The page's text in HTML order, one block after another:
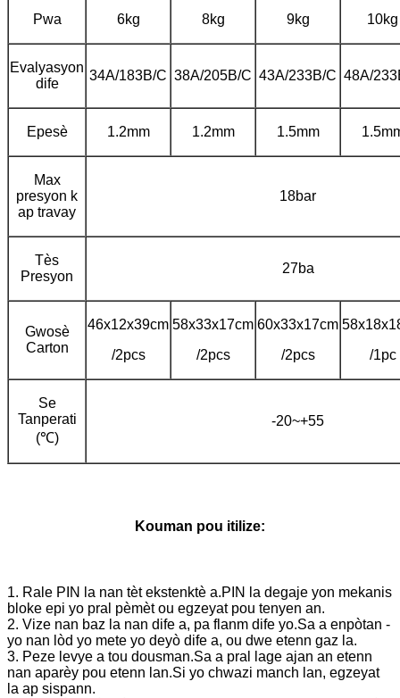
Pwa 6kg 8kg 9kg 10kg
Evalyasyon
dife
34A/183B/C 38A/205B/C 43A/233B/C 48A/
Epesè 1.2mm 1.2mm 1.5mm
Max
presyon k
ap travay
18bar
Tès
Presyon
27ba
Gwosè
Carton
46x12x39cm
/2pcs
58x33x17cm
/2pcs
60x33x17cm
/2pcs
/1pc
Se
Tanperati
(℃)
-20~+55
Kouman pou itilize:
1. Rale PIN la nan tèt ekstenktè a.PIN la degaje yon mekanis
bloke epi yo pral pèmèt ou egzeyat pou tenyen an.
2. Vize nan baz la nan dife a, pa flanm dife yo.Sa a enpòtan -
yo nan lòd yo mete yo deyò dife a, ou dwe etenn gaz la.
3. Peze levye a tou dousman.Sa a pral lage ajan an etenn
nan aparèy pou etenn lan.Si yo chwazi manch lan, egzeyat
la ap sispann.